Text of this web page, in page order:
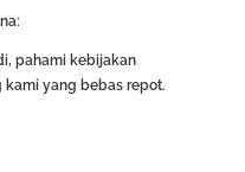
pahami kebijakan
yang bebas repot.